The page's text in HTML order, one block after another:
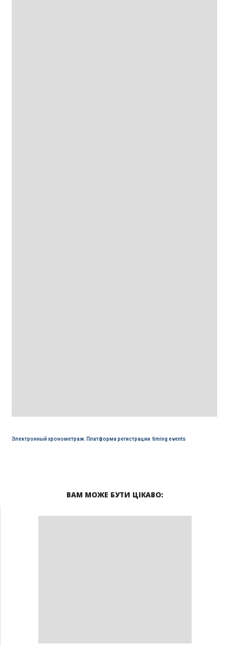
Электронный хронометраж, Платформа регистрации timing events
ВАМ МОЖЕ БУТИ ЦІКАВО: